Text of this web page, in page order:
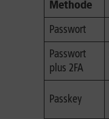
Methode
Passwort
Passwort
plus 2FA
Passkey